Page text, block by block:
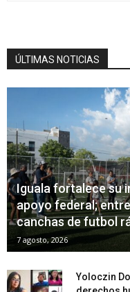
ÚLTIMAS NOTICIAS
Iguala fortalece su
apoyo federal;
canchas de futbol
7 agosto, 2026
Yoloczin